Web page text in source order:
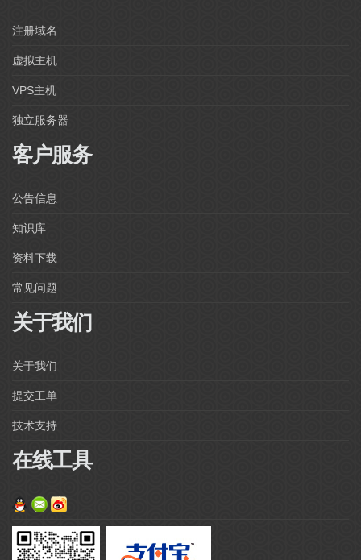
注册域名
虚拟主机
VPS主机
独立服务器
客户服务
公告信息
知识库
资料下载
常见问题
关于我们
关于我们
提交工单
技术支持
在线工具